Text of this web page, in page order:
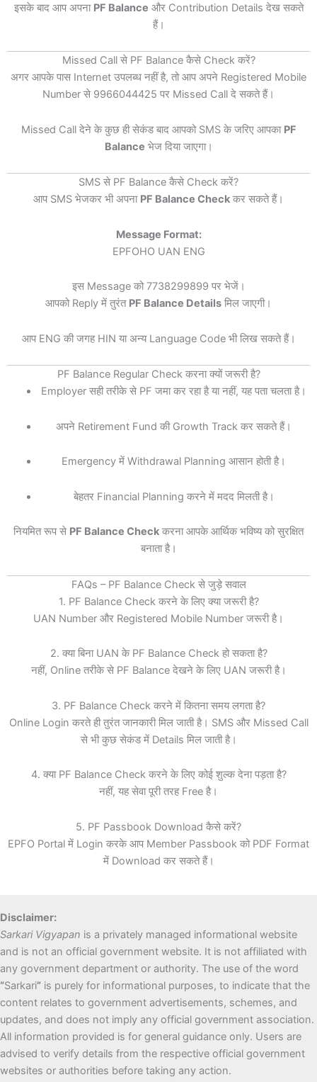
इसके बाद आप अपना PF Balance और Contribution Details देख सकते
हैं।
Missed Call से PF Balance कैसे Check करें?
अगर आपके पास Internet उपलब्ध नहीं है, तो आप अपने Registered Mobile
Number से 9966044425 पर Missed Call दे सकते हैं।
Missed Call देने के कुछ ही सेकंड बाद आपको SMS के जरिए आपका PF
Balance भेज दिया जाएगा।
SMS से PF Balance कैसे Check करें?
आप SMS भेजकर भी अपना PF Balance Check कर सकते हैं।
Message Format:
EPFOHO UAN ENG
इस Message को 7738299899 पर भेजें।
आपको Reply में तुरंत PF Balance Details मिल जाएगी।
आप ENG की जगह HIN या अन्य Language Code भी लिख सकते हैं।
PF Balance Regular Check करना क्यों जरूरी है?
Employer सही तरीके से PF जमा कर रहा है या नहीं, यह पता चलता है।
अपने Retirement Fund की Growth Track कर सकते हैं।
Emergency में Withdrawal Planning आसान होती है।
बेहतर Financial Planning करने में मदद मिलती है।
नियमित रूप से PF Balance Check करना आपके आर्थिक भविष्य को सुरक्षित
बनाता है।
FAQs – PF Balance Check से जुड़े सवाल
1. PF Balance Check करने के लिए क्या जरूरी है?
UAN Number और Registered Mobile Number जरूरी है।
2. क्या बिना UAN के PF Balance Check हो सकता है?
नहीं, Online तरीके से PF Balance देखने के लिए UAN जरूरी है।
3. PF Balance Check करने में कितना समय लगता है?
Online Login करते ही तुरंत जानकारी मिल जाती है। SMS और Missed Call
से भी कुछ सेकंड में Details मिल जाती है।
4. क्या PF Balance Check करने के लिए कोई शुल्क देना पड़ता है?
नहीं, यह सेवा पूरी तरह Free है।
5. PF Passbook Download कैसे करें?
EPFO Portal में Login करके आप Member Passbook को PDF Format
में Download कर सकते हैं।
Disclaimer:
Sarkari Vigyapan is a privately managed informational website
and is not an official government website. It is not affiliated with
any government department or authority. The use of the word
“Sarkari” is purely for informational purposes, to indicate that the
content relates to government advertisements, schemes, and
updates, and does not imply any official government association.
All information provided is for general guidance only. Users are
advised to verify details from the respective official government
websites or authorities before taking any action.